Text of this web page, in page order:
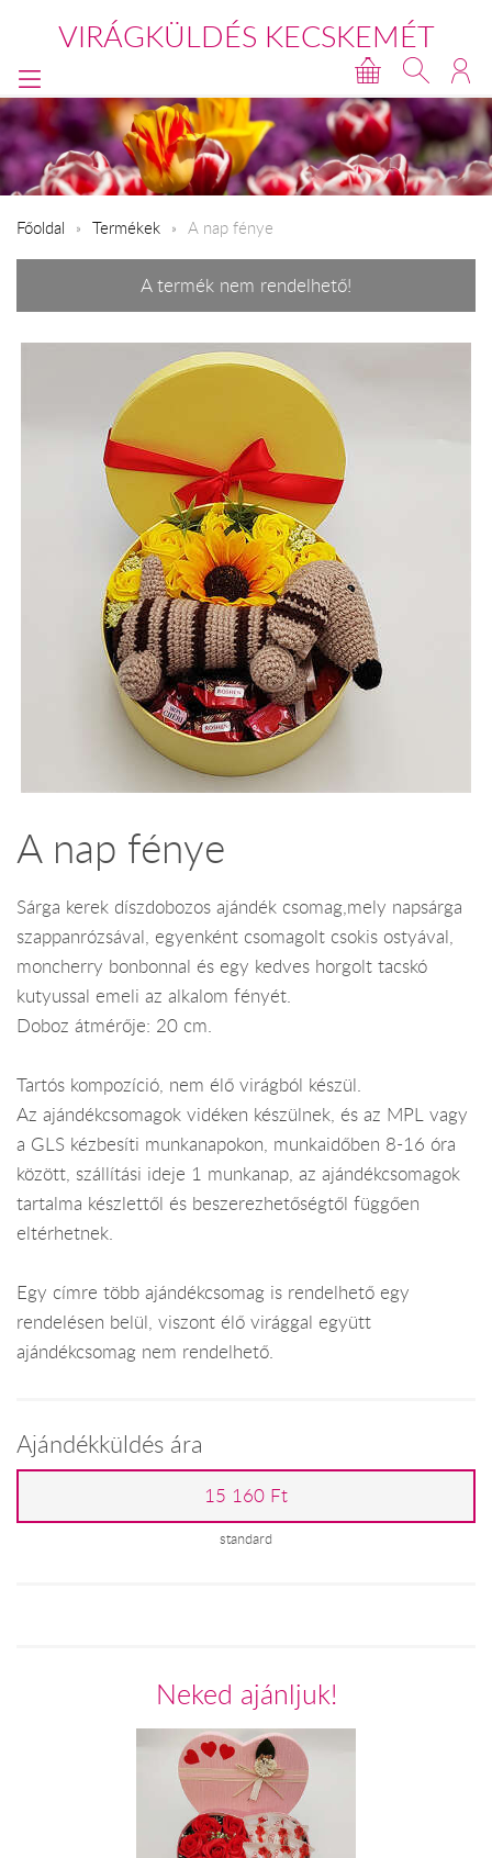
VIRÁGKÜLDÉS KECSKEMÉT
Főoldal Termékek A nap fénye
A termék nem rendelhető!
A nap fénye
Sárga kerek díszdobozos ajándék csomag,mely napsárga
szappanrózsával, egyenként csomagolt csokis ostyával,
moncherry bonbonnal és egy kedves horgolt tacskó
kutyussal emeli az alkalom fényét.
Doboz átmérője: 20 cm.
Tartós kompozíció, nem élő virágból készül.
Az ajándékcsomagok vidéken készülnek, és az MPL vagy
a GLS kézbesíti munkanapokon, munkaidőben 8-16 óra
között, szállítási ideje 1 munkanap, az ajándékcsomagok
tartalma készlettől és beszerezhetőségtől függően
eltérhetnek.
Egy címre több ajándékcsomag is rendelhető egy
rendelésen belül, viszont élő virággal együtt
ajándékcsomag nem rendelhető.
Ajándékküldés ára
15 160 Ft
standard
Neked ajánljuk!